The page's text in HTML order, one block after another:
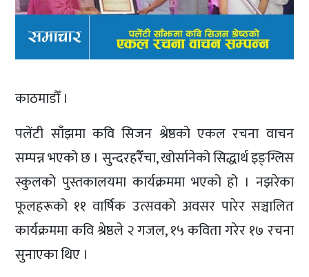
काठमाडौँ ।
पलेंटी साँझमा कवि सिजन श्रेष्ठको एकल रचना वाचन
सम्पन्न भएको छ । सुन्दरहरैँचा, खोर्सानेको सिद्धार्थ इङ्ग्लिस
स्कुलको पुस्तकालयमा कार्यक्रममा भएको हो । नझरेका
फूलहरूको ११ वार्षिक उत्सवको अवसर पारेर सञ्चालित
कार्यक्रममा कवि श्रेष्ठले २ गजल, १५ कविता गरेर १७ रचना
सुनाएका थिए ।